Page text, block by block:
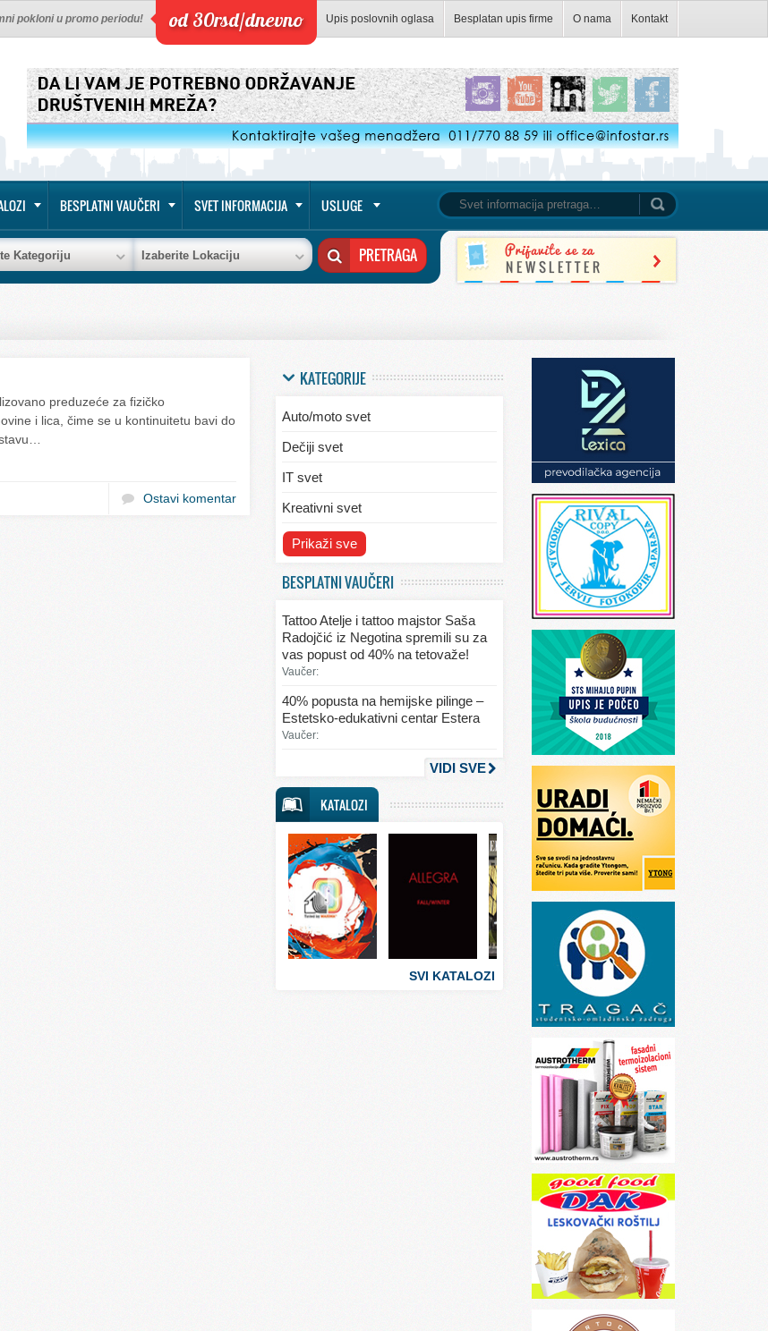
Upis poslovnih oglasa Besplatan upis firme O nama Kontakt
od 30rsd/dnevno
pokloni u promo periodu!
BESPLATNI VAUČERI SVET INFORMACIJA USLUGE
Kategoriju Izaberite Lokaciju
preduzeće za fizičko
i lica, čime se u kontinuitetu bavi do
Ostavi komentar
KATEGORIJE
Auto/moto svet
Dečiji svet
IT svet
Kreativni svet
Svet ekologije
Svet kulinarstva
Svet lepote
Svet mode
Svet sporta
Svet tehnike
Svet ugostiteljstva
Svet zabave i umetnosti
Svet zanimljivosti
Svet zdravlja
Prikaži sve
BESPLATNI VAUČERI
Tattoo Atelje i tattoo majstor Saša
Radojčić iz Negotina spremili su za
vas popust od 40% na tetovaže!
Vaučer:
40% popusta na hemijske pilinge –
Estetsko-edukativni centar Estera
Vaučer:
VIDI SVE
KATALOZI
SVI KATALOZI